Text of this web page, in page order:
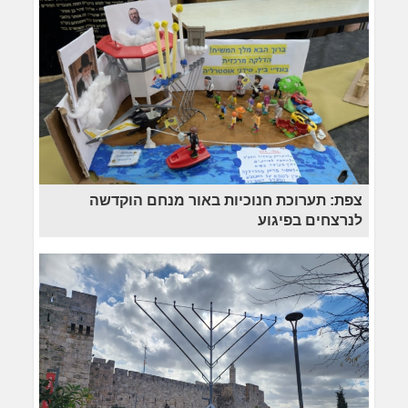
צפת: תערוכת חנוכיות באור מנחם הוקדשה
לנרצחים בפיגוע